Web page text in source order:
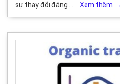
sự thay đổi đáng …
Xem thêm →